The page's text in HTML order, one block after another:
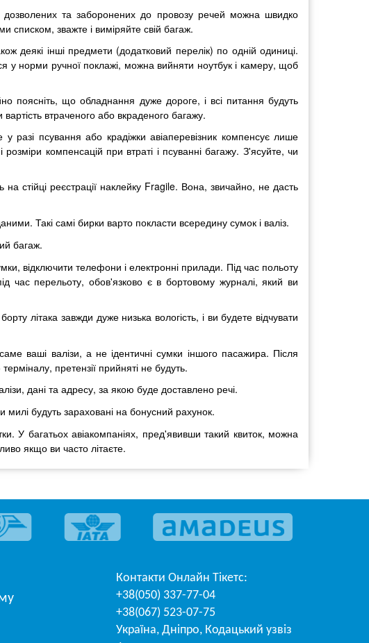
дозволених та заборонених до провозу речей можна швидко
списком, зважте і виміряйте свій багаж.
деякі інші предмети (додатковий перелік) по одній одиниці.
у норми ручної поклажі, можна вийняти ноутбук і камеру, щоб
поясніть, що обладнання дуже дороге, і всі питання будуть
втраченого або вкраденого багажу.
разі псування або крадіжки авіаперевізник компенсує лише
компенсацій при втраті і псуванні багажу. З'ясуйте, чи
стійці реєстрації наклейку Fragile. Вона, звичайно, не дасть
Такі самі бирки варто покласти всередину сумок і валіз.
багаж.
відключити телефони і електронні прилади. Під час польоту
час перельоту, обов'язково є в бортовому журналі, який ви
літака завжди дуже низька вологість, і ви будете відчувати
ваші валізи, а не ідентичні сумки іншого пасажира. Після
претензії прийняті не будуть.
дані та адресу, за якою буде доставлено речі.
милі будуть зараховані на бонусний рахунок.
У багатьох авіакомпаніях, пред'явивши такий квиток, можна
якщо ви часто літаєте.
Контакти Онлайн Тікетс:
+38(050) 337-77-04
+38(067) 523-07-75
Україна, Дніпро, Кодацький узвіз